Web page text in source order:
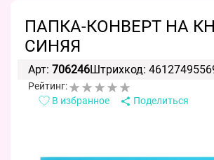
ПАПКА-КОНВЕРТ НА
СИНЯЯ
Арт: 706246Штрихкод:
Рейтинг:
В избранное
Поделиться